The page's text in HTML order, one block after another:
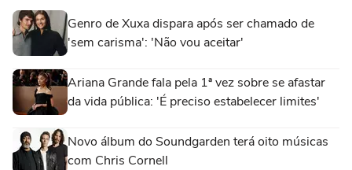
Genro de Xuxa dispara após ser chamado de
'sem carisma': 'Não vou aceitar'
Ariana Grande fala pela 1ª vez sobre se afastar
da vida pública: 'É preciso estabelecer limites'
Novo álbum do Soundgarden terá oito músicas
com Chris Cornell